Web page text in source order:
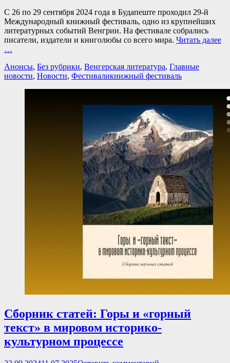
С 26 по 29 сентября 2024 года в Будапеште проходил 29-й
Международный книжный фестиваль, одно из крупнейших
литературных событий Венгрии. На фестивале собрались
писатели, издатели и книголюбы со всего мира. Читать далее
…
Категории
Анонсы, Без рубрики, Венгерская литература, Главные
новости, Новости, ФестивалиТеги
книжный фестиваль
Сборник статей: Горы и «горный
текст» в мировом историко-
культурном процессе